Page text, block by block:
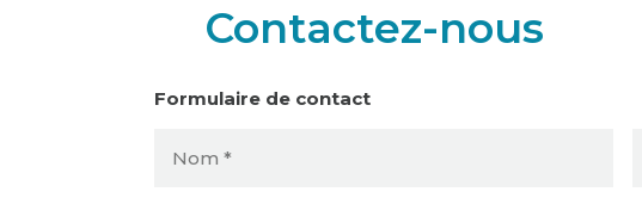
Contactez-nous
Formulaire de contact